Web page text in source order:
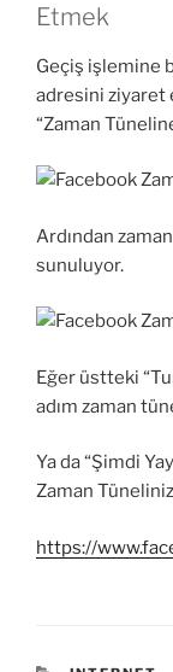
Etmek
Geçiş işlemine
adresini ziyaret
“Zaman
Ardından
sunuluyor.
Eğer üstteki
adım zaman
Ya da “Şimdi
Zaman
https://